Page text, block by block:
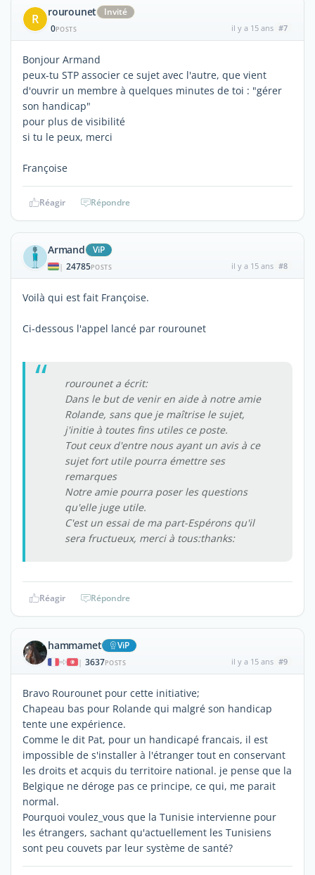
R rourounet
Invité
0POSTS il y a 15 ans #7
Bonjour Armand
peux-tu STP associer ce sujet avec l'autre, que vient
d'ouvrir un membre à quelques minutes de toi : "gérer
son handicap"
pour plus de visibilité
si tu le peux, merci
Françoise
Réagir Répondre
Armand ViP
| 24785POSTS il y a 15 ans #8
Voilà qui est fait Françoise.
Ci-dessous l'appel lancé par rourounet
rourounet a écrit:
Dans le but de venir en aide à notre amie
Rolande, sans que je maîtrise le sujet,
j'initie à toutes fins utiles ce poste.
Tout ceux d'entre nous ayant un avis à ce
sujet fort utile pourra émettre ses
remarques
Notre amie pourra poser les questions
qu'elle juge utile.
C'est un essai de ma part-Espérons qu'il
sera fructueux, merci à tous:thanks:
Réagir Répondre
hammamet ViP
| 3637POSTS il y a 15 ans #9
Bravo Rourounet pour cette initiative;
Chapeau bas pour Rolande qui malgré son handicap
tente une expérience.
Comme le dit Pat, pour un handicapé francais, il est
impossible de s'installer à l'étranger tout en conservant
les droits et acquis du territoire national. je pense que la
Belgique ne déroge pas ce principe, ce qui, me parait
normal.
Pourquoi voulez_vous que la Tunisie intervienne pour
les étrangers, sachant qu'actuellement les Tunisiens
sont peu couvets par leur système de santé?